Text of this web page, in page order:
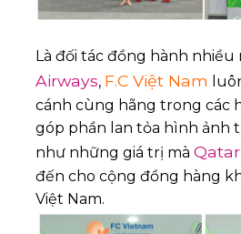
Là đối tác đồng hành nhiều
Airways, F.C Việt Nam
cánh cùng hãng trong các
góp phần lan tỏa hình ảnh
như những giá trị mà
đến cho cộng đồng hàng
Việt Nam.